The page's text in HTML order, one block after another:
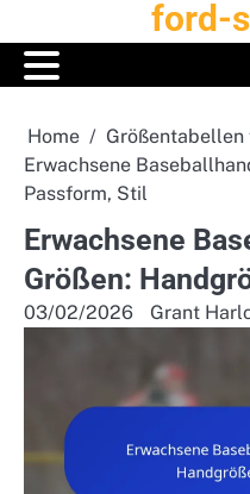
to
content
ford-
Home
Erwachsene
Passform, Stil
Erwachsene
Größen:
03/02/2026 Grant